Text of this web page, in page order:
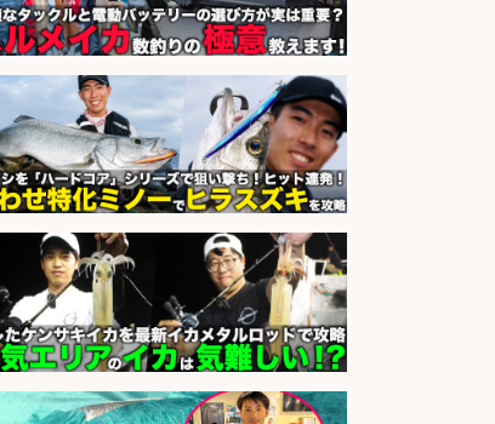
sponsored by 求人ボックス
和食, 日本料理・懐石料理/店長・店
長候補/旬と手作りにこだわる!さか
なの価値を上げ、地域を元気に!店長
候補募集
博多 華吉 博多 華吉
sponsored by 求人ボックス
さらに求人情報を見る